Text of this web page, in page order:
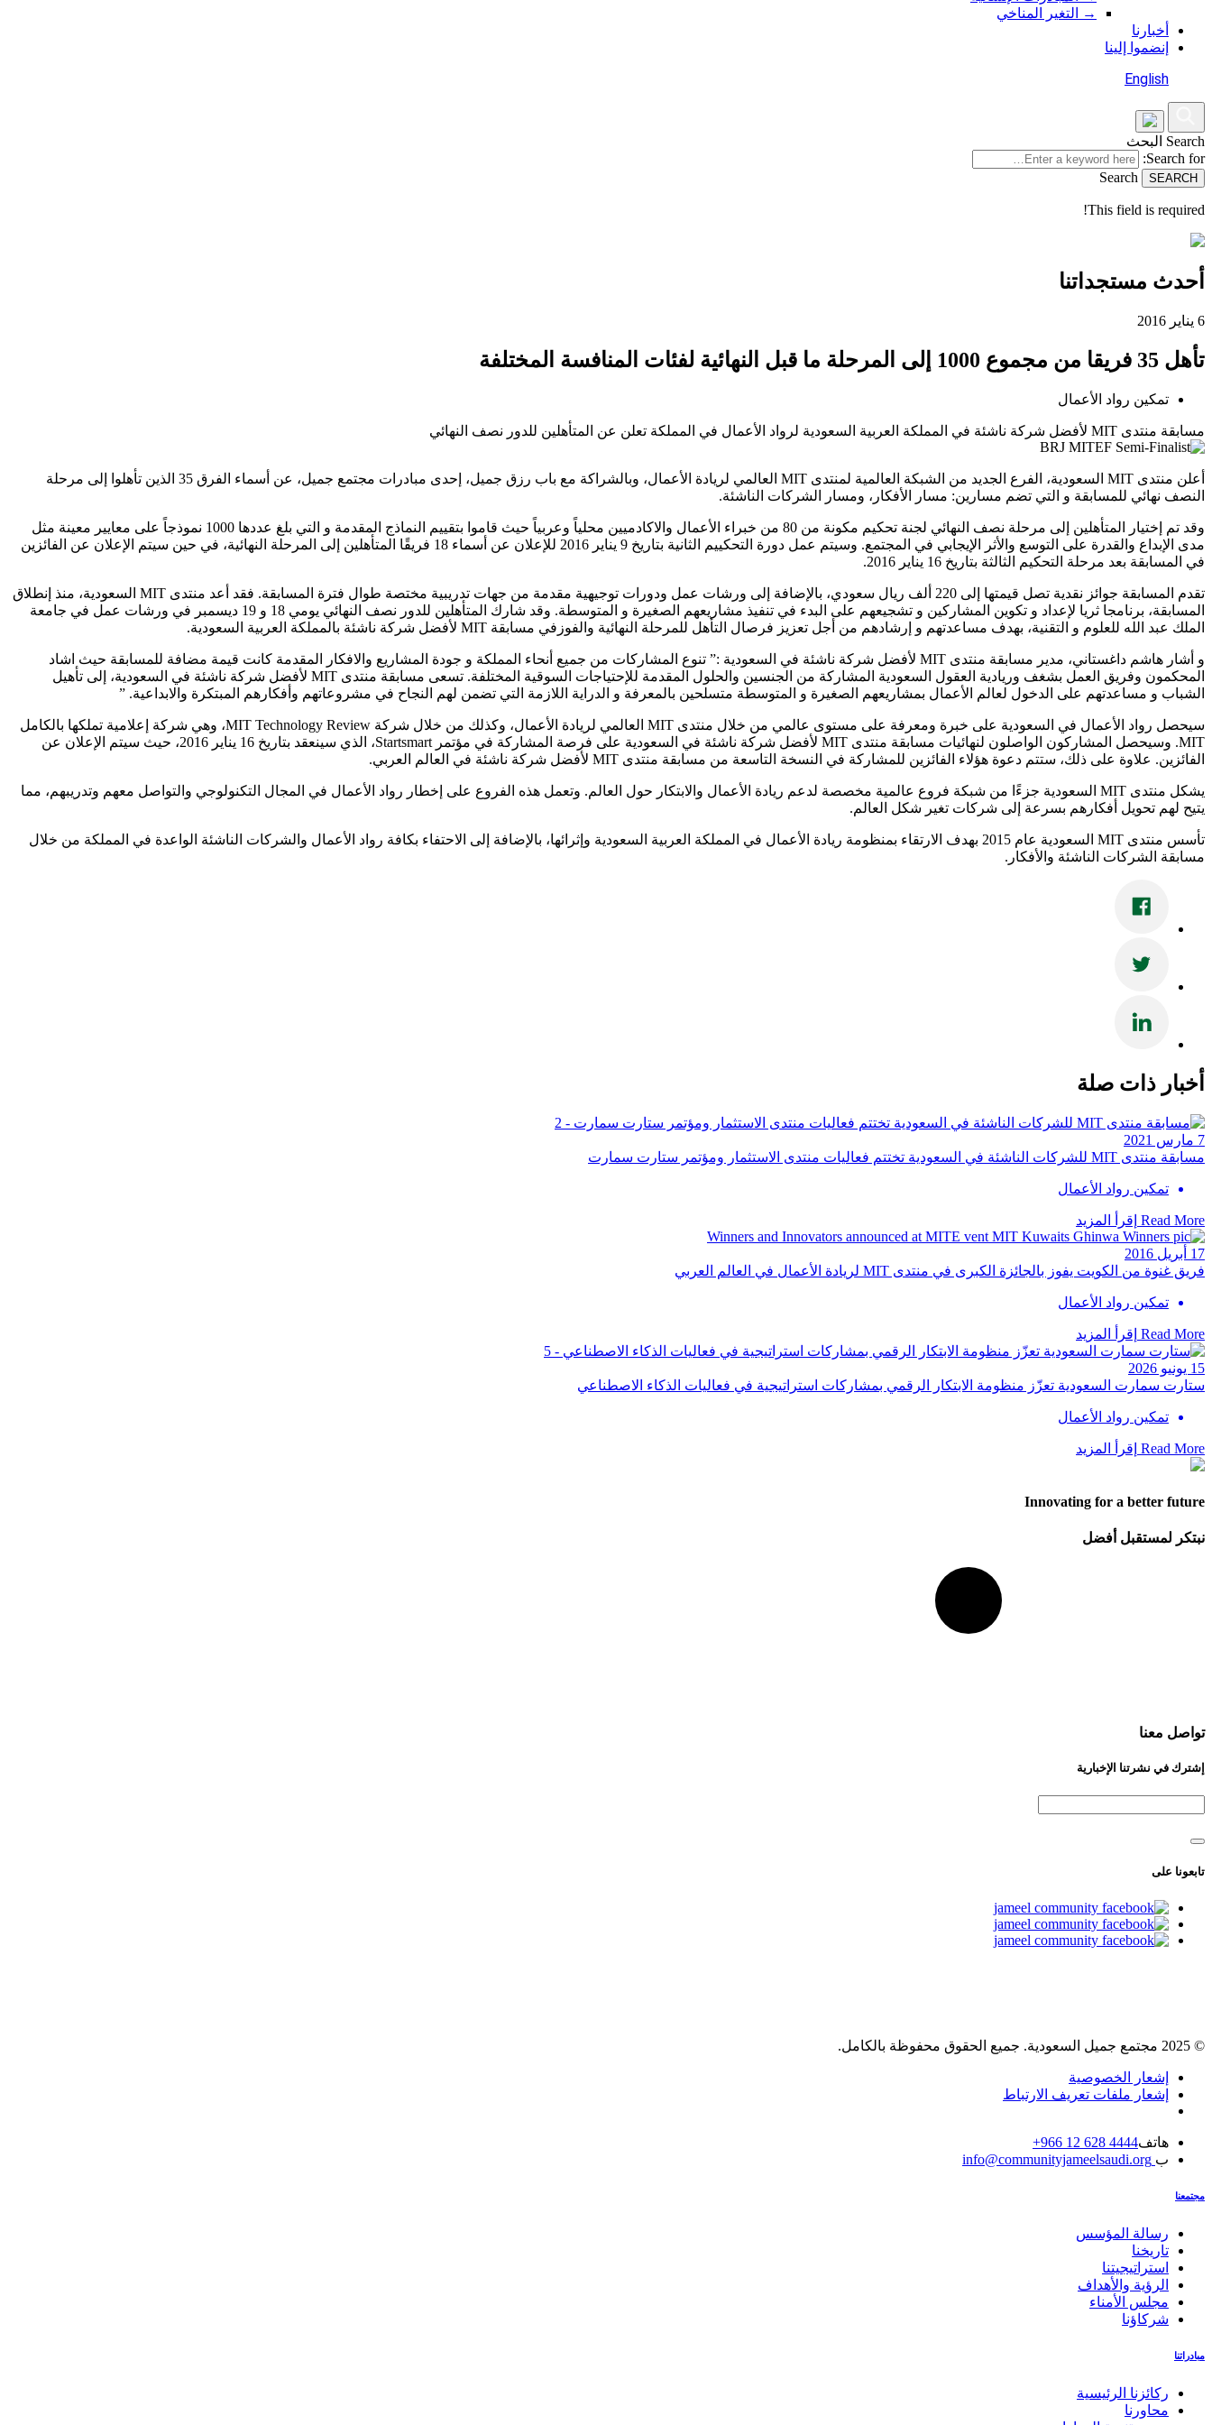
→
التغير المناخي
أخبارنا
إنضموا إلينا
English
Search البحث
Search for:
Search
This field is required!
أحدث مستجداتنا
6 يناير 2016
تأهل 35 فريقا من مجموع 1000 إلى المرحلة ما قبل النهائية لفئات المنافسة المختلفة
تمكين رواد الأعمال
مسابقة منتدى MIT لأفضل شركة ناشئة في المملكة العربية السعودية لرواد الأعمال في المملكة تعلن عن المتأهلين للدور نصف النهائي
أعلن منتدى MIT السعودية، الفرع الجديد من الشبكة العالمية لمنتدى MIT العالمي لريادة الأعمال، وبالشراكة مع باب رزق جميل، إحدى مبادرات مجتمع جميل، عن أسماء الفرق 35 الذين تأهلوا إلى مرحلة
النصف نهائي للمسابقة و التي تضم مسارين: مسار الأفكار، ومسار الشركات الناشئة.
وقد تم إختيار المتأهلين إلى مرحلة نصف النهائي لجنة تحكيم مكونة من 80 من خبراء الأعمال والاكادميين محلياً وعربياً حيث قاموا بتقييم النماذج المقدمة و التي بلغ عددها 1000 نموذجاً على معايير معينة مثل
مدى الإبداع والقدرة على التوسع والأثر الإيجابي في المجتمع. وسيتم عمل دورة التحكييم الثانية بتاريخ 9 يناير 2016 للإعلان عن أسماء 18 فريقًا المتأهلين إلى المرحلة النهائية، في حين سيتم الإعلان عن الفائزين
في المسابقة بعد مرحلة التحكيم الثالثة بتاريخ 16 يناير 2016.
تقدم المسابقة جوائز نقدية تصل قيمتها إلى 220 ألف ريال سعودي، بالإضافة إلى ورشات عمل ودورات توجيهية مقدمة من جهات تدريبية مختصة طوال فترة المسابقة. فقد أعد منتدى MIT السعودية، منذ إنطلاق
المسابقة، برنامجا ثريا لإعداد و تكوين المشاركين و تشجيعهم على البدء في تنفيذ مشاريعهم الصغيرة و المتوسطة. وقد شارك المتأهلين للدور نصف النهائي يومي 18 و 19 ديسمبر في ورشات عمل في جامعة
الملك عبد الله للعلوم و التقنية، بهدف مساعدتهم و إرشادهم من أجل تعزيز فرصال التأهل للمرحلة النهائية والفوزفي مسابقة MIT لأفضل شركة ناشئة بالمملكة العربية السعودية.
و أشار هاشم داغستاني، مدير مسابقة منتدى MIT لأفضل شركة ناشئة في السعودية :” تنوع المشاركات من جميع أنحاء المملكة و جودة المشاريع والافكار المقدمة كانت قيمة مضافة للمسابقة حيث اشاد
المحكمون وفريق العمل بشغف وريادية العقول السعودية المشاركة من الجنسين والحلول المقدمة للإحتياجات السوقية المختلفة. تسعى مسابقة منتدى MIT لأفضل شركة ناشئة في السعودية، إلى تأهيل
الشباب و مساعدتهم على الدخول لعالم الأعمال بمشاريعهم الصغيرة و المتوسطة متسلحين بالمعرفة و الدراية اللازمة التي تضمن لهم النجاح في مشروعاتهم وأفكارهم المبتكرة والابداعية. ”
سيحصل رواد الأعمال في السعودية على خبرة ومعرفة على مستوى عالمي من خلال منتدى MIT العالمي لريادة الأعمال، وكذلك من خلال شركة MIT Technology Review، وهي شركة إعلامية تملكها بالكامل
MIT. وسيحصل المشاركون الواصلون لنهائيات مسابقة منتدى MIT لأفضل شركة ناشئة في السعودية على فرصة المشاركة في مؤتمر Startsmart، الذي سينعقد بتاريخ 16 يناير 2016، حيث سيتم الإعلان عن
الفائزين. علاوة على ذلك، ستتم دعوة هؤلاء الفائزين للمشاركة في النسخة التاسعة من مسابقة منتدى MIT لأفضل شركة ناشئة في العالم العربي.
يشكل منتدى MIT السعودية جزءًا من شبكة فروع عالمية مخصصة لدعم ريادة الأعمال والابتكار حول العالم. وتعمل هذه الفروع على إخطار رواد الأعمال في المجال التكنولوجي والتواصل معهم وتدريبهم، مما
يتيح لهم تحويل أفكارهم بسرعة إلى شركات تغير شكل العالم.
تأسس منتدى MIT السعودية عام 2015 بهدف الارتقاء بمنظومة ريادة الأعمال في المملكة العربية السعودية وإثرائها، بالإضافة إلى الاحتفاء بكافة رواد الأعمال والشركات الناشئة الواعدة في المملكة من خلال
مسابقة الشركات الناشئة والأفكار.
أخبار ذات صلة
7 مارس 2021
مسابقة منتدى MIT للشركات الناشئة في السعودية تختتم فعاليات منتدى الاستثمار ومؤتمر ستارت سمارت
تمكين رواد الأعمال
Read More إقرأ المزيد
17 أبريل 2016
فريق غنوة من الكويت يفوز بالجائزة الكبرى في منتدى MIT لريادة الأعمال في العالم العربي
تمكين رواد الأعمال
Read More إقرأ المزيد
15 يونيو 2026
ستارت سمارت السعودية تعزّز منظومة الابتكار الرقمي بمشاركات استراتيجية في فعاليات الذكاء الاصطناعي
تمكين رواد الأعمال
Read More إقرأ المزيد
Innovating for a better future
نبتكر لمستقبل أفضل
تواصل معنا
إشترك في نشرتنا الإخبارية
تابعونا على
© 2025 مجتمع جميل السعودية. جميع الحقوق محفوظة بالكامل.
إشعار الخصوصية
إشعار ملفات تعريف الارتباط
هاتف4444 628 12 966+
ب
مجتمعنا
رسالة المؤسس
تاريخنا
استراتيجيتنا
الرؤية والأهداف
مجلس الأمناء
شركاؤنا
مبادراتنا
ركائزنا الرئيسية
محاورنا